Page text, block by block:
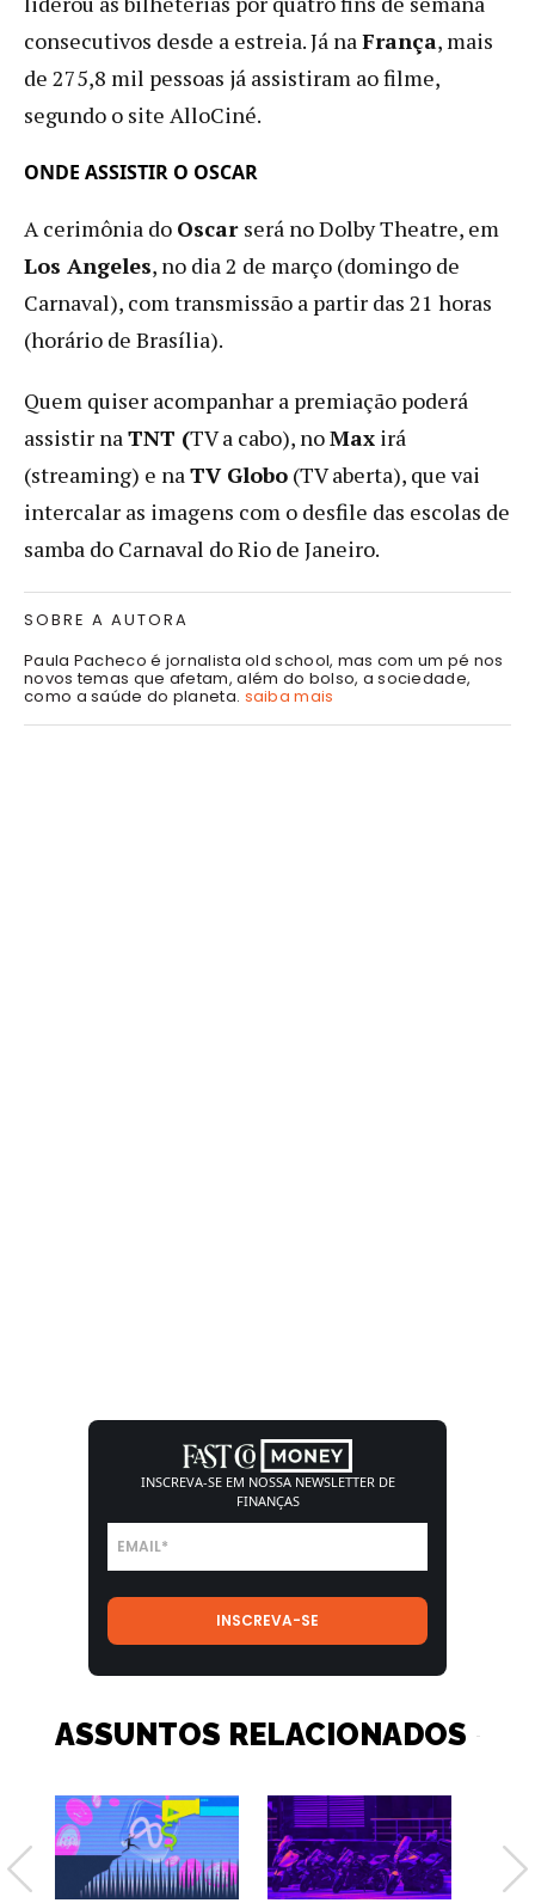
consecutivos desde a estreia. Já naFrança, mais
de 275,8 mil pessoas já assistiram ao filme,
segundo o site AlloCiné.
ONDE ASSISTIR O OSCAR
A cerimônia do Oscar será no Dolby Theatre, em
Los Angeles, no dia 2 de março (domingo de
Carnaval), com transmissão a partir das 21 horas
(horário de Brasília).
Quem quiser acompanhar a premiação poderá
assistir naTNT (TV a cabo), noMax irá
(streaming) e naTV Globo (TV aberta), que vai
intercalar as imagens com o desfile das escolas de
samba do Carnaval do Rio de Janeiro.
SOBRE A AUTORA
Paula Pacheco é jornalista old school, mas com um pé nos
novos temas que afetam, além do bolso, a sociedade,
como a saúde do planeta. saiba mais
INSCREVA-SE EM NOSSA NEWSLETTER DE
FINANÇAS
ASSUNTOS RELACIONADOS